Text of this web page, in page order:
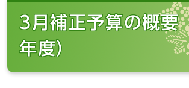
3月補正予算の概要
年度）